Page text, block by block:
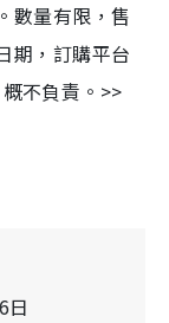
數量有限，售
期，訂購平台
不負責。>>
日